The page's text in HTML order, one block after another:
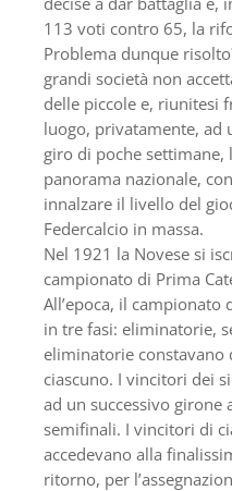
113 voti contro 65, la
Problema dunque
grandi società non
delle piccole e, riunitesi
luogo, privatamente, ad
giro di poche
panorama nazionale,
innalzare il livello del
Federcalcio in massa.
Nel 1921 la Novese si
campionato di Prima
All’epoca, il campionato
in tre fasi: eliminatorie,
eliminatorie
ciascuno. I vincitori dei
ad un successivo girone
semifinali. I vincitori di
accedevano alla
ritorno, per